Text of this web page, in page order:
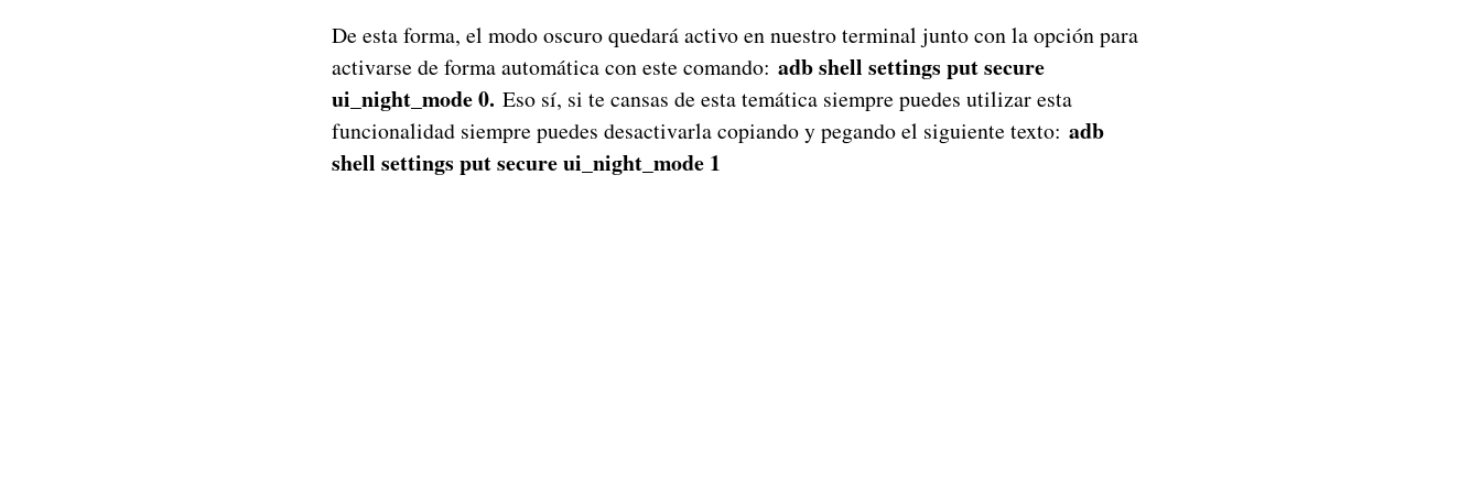
De esta forma, el modo oscuro quedará activo en nuestro terminal junto con la opción para
activarse de forma automática con este comando: adb shell settings put secure
ui_night_mode 0. Eso sí, si te cansas de esta temática siempre puedes utilizar esta
funcionalidad siempre puedes desactivarla copiando y pegando el siguiente texto: adb
shell settings put secure ui_night_mode 1